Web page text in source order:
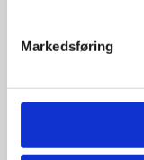
Markedsføring